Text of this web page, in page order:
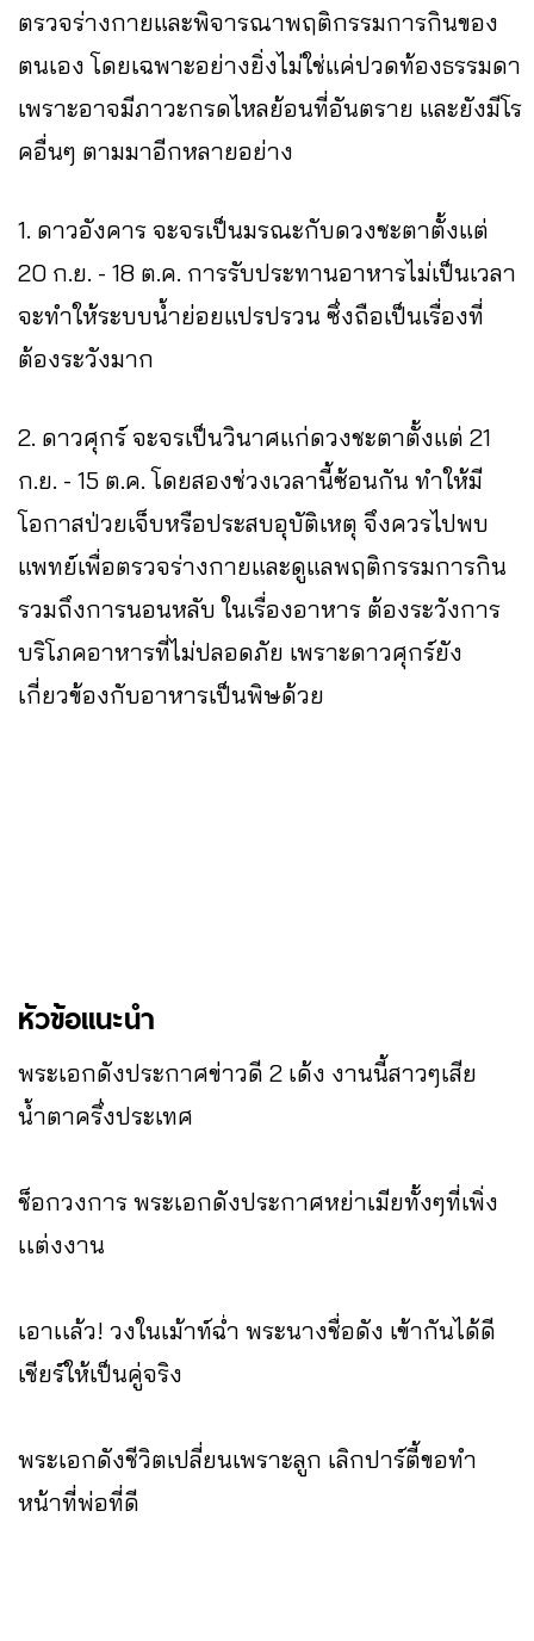
ตรวจร่างกายและพิจารณาพฤติกรรมการกินของ
ตนเอง โดยเฉพาะอย่างยิ่งไม่ใช่แค่ปวดท้องธรรมดา
เพราะอาจมีภาวะกรดไหลย้อนที่อันตราย และยังมีโร
คอื่นๆ ตามมาอีกหลายอย่าง
1. ดาวอังคาร จะจรเป็นมรณะกับดวงชะตาตั้งแต่
20 ก.ย. - 18 ต.ค. การรับประทานอาหารไม่เป็นเวลา
จะทำให้ระบบน้ำย่อยแปรปรวน ซึ่งถือเป็นเรื่องที่
ต้องระวังมาก
2. ดาวศุกร์ จะจรเป็นวินาศแก่ดวงชะตาตั้งแต่ 21
ก.ย. - 15 ต.ค. โดยสองช่วงเวลานี้ซ้อนกัน ทำให้มี
โอกาสป่วยเจ็บหรือประสบอุบัติเหตุ จึงควรไปพบ
แพทย์เพื่อตรวจร่างกายและดูแลพฤติกรรมการกิน
รวมถึงการนอนหลับ ในเรื่องอาหาร ต้องระวังการ
บริโภคอาหารที่ไม่ปลอดภัย เพราะดาวศุกร์ยัง
เกี่ยวข้องกับอาหารเป็นพิษด้วย
หัวข้อแนะนำ
พระเอกดังประกาศข่าวดี 2 เด้ง งานนี้สาวๆเสีย
น้ำตาครึ่งประเทศ
ช็อกวงการ พระเอกดังประกาศหย่าเมียทั้งๆที่เพิ่ง
เเต่งงาน
เอาเเล้ว! วงในเม้าท์ฉ่ำ พระนางชื่อดัง เข้ากันได้ดี
เชียร์ให้เป็นคู่จริง
พระเอกดังชีวิตเปลี่ยนเพราะลูก เลิกปาร์ตี้ขอทำ
หน้าที่พ่อที่ดี